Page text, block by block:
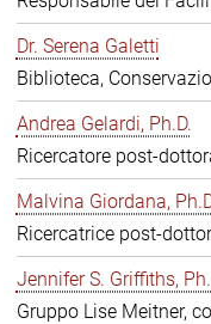
Dr. Serena Galetti
Biblioteca,
Andrea Gelardi, Ph.D.
Ricercatore post-
Malvina Giordana,
Ricercatrice post-
Jennifer S. Griffiths,
Gruppo Lise Meitner,